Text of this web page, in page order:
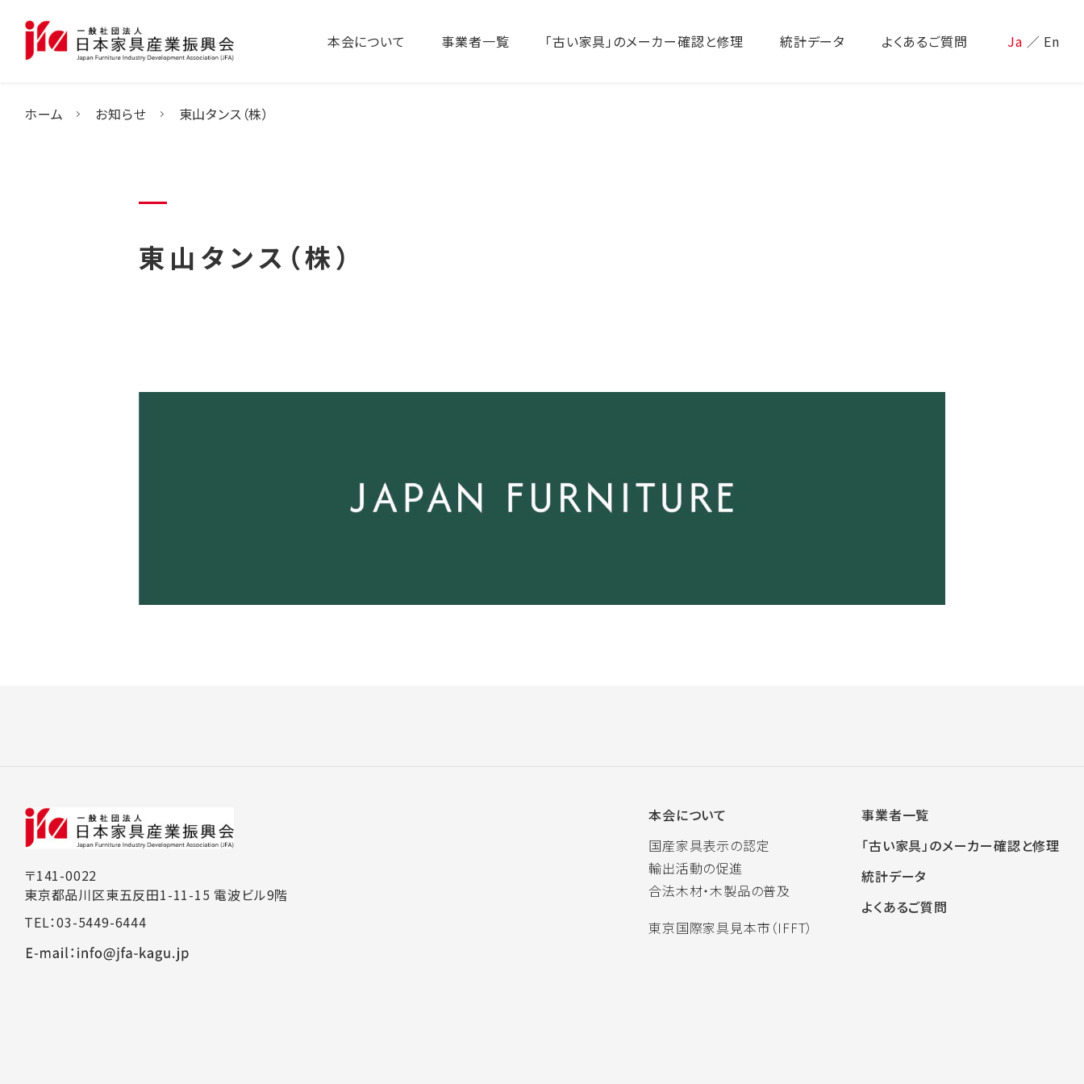
本会について 事業者一覧 「古い家具」のメーカー確認と修理 統計データ よくあるご質問 Ja ／ En
ホーム お知らせ 東山タンス（株）
東山タンス（株）
〒141-0022
東京都品川区東五反田1-11-15 電波ビル9階
TEL：03-5449-6444
本会について
国産家具表示の認定
輸出活動の促進
合法木材・木製品の普及
東京国際家具見本市（IFFT）
事業者一覧
「古い家具」のメーカー確認と修理
統計データ
よくあるご質問